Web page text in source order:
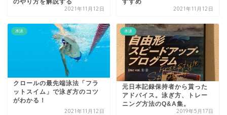
のやり方を解説する
2021年11月12日
すすめ
2021年11月12日
水泳
クロールの最先端泳法「フラ
ットスイム」で泳ぎ方のコツ
がわかる！
2021年11月12日
水泳
元日本記録保持者から貰った
アドバイス。泳ぎ方、トレー
ニング方法のQ&A集。
2019年5月17日